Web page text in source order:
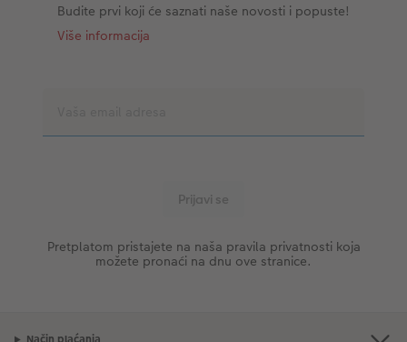
Budite prvi koji će saznati naše novosti i popuste!
Više informacija
Pretplatom pristajete na naša pravila privatnosti koja
možete pronaći na dnu ove stranice.